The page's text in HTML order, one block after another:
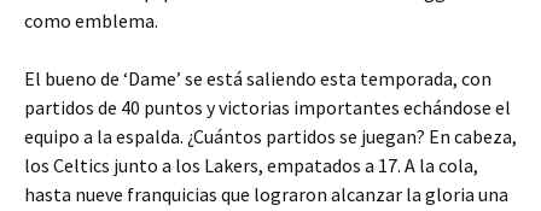
como emblema.
El bueno de ‘Dame’ se está saliendo esta temporada, con
partidos de 40 puntos y victorias importantes echándose el
equipo a la espalda. ¿Cuántos partidos se juegan? En cabeza,
los Celtics junto a los Lakers, empatados a 17. A la cola,
hasta nueve franquicias que lograron alcanzar la gloria una